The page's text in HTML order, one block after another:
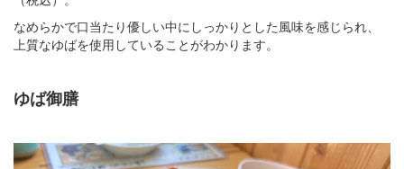
なめらかで口当たり優しい中にしっかりとした風味を感じられ、
上質なゆばを使用していることがわかります。
ゆば御膳